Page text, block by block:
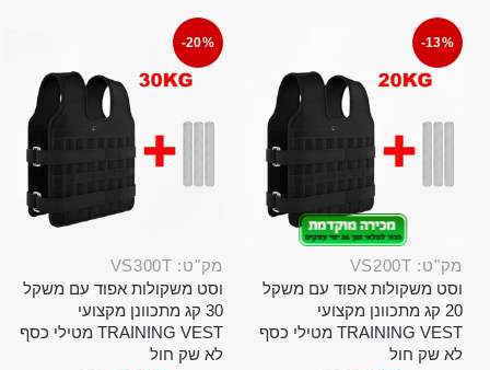
-13%
מק"ט: VS200T
וסט משקולות אפוד עם משקל
20 קג מתכוונן מקצועי
TRAINING VEST מטילי כסף
לא שק חול
-20%
מק"ט: VS300T
וסט משקולות אפוד עם משקל
30 קג מתכוונן מקצועי
TRAINING VEST מטילי כסף
לא שק חול